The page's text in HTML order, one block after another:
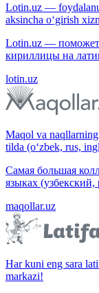
Lotin.uz —
aksincha o‘girish
Lotin.uz — поможет
кириллицы на
lotin.uz
Maqol va
tilda (o‘zbek, rus,
Самая большая
языках
maqollar.uz
Har kuni eng sara
markazi!